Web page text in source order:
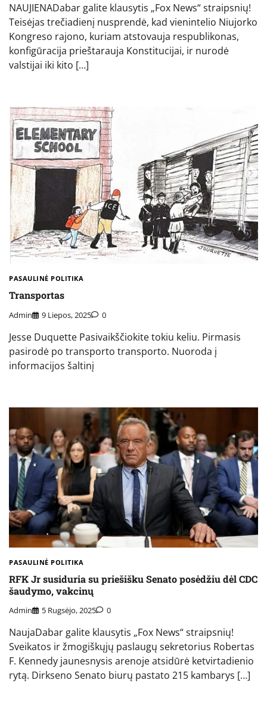
NAUJIENADabar galite klausytis „Fox News“ straipsnių!
Teisėjas trečiadienį nusprendė, kad vienintelio Niujorko
Kongreso rajono, kuriam atstovauja respublikonas,
konfigūracija prieštarauja Konstitucijai, ir nurodė
valstijai iki kito […]
PASAULINĖ POLITIKA
Transportas
Admin 9 Liepos, 2025 0
Jesse Duquette Pasivaikščiokite tokiu keliu. Pirmasis
pasirodė po transporto transporto. Nuoroda į
informacijos šaltinį
PASAULINĖ POLITIKA
RFK Jr susiduria su priešišku Senato posėdžiu dėl CDC
šaudymo, vakcinų
Admin 5 Rugsėjo, 2025 0
NaujaDabar galite klausytis „Fox News“ straipsnių!
Sveikatos ir žmogiškųjų paslaugų sekretorius Robertas
F. Kennedy jaunesnysis arenoje atsidūrė ketvirtadienio
rytą. Dirkseno Senato biurų pastato 215 kambarys […]